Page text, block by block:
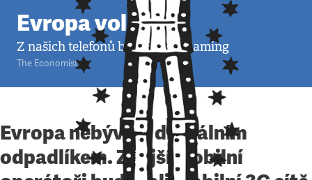
Evropa volá
Z našich telefonů brzy zmizí roaming
The Economist
Evropa nebývala digitálním
odpadlíkem. Zdejší mobilní